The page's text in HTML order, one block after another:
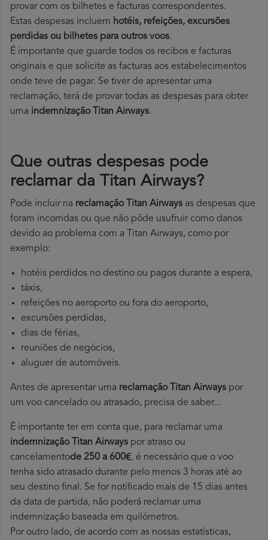
provar com os bilhetes e facturas correspondentes.
Estas despesas incluem hotéis, refeições, excursões
perdidas ou bilhetes para outros voos.
É importante que guarde todos os recibos e facturas
originais e que solicite as facturas aos estabelecimentos
onde teve de pagar. Se tiver de apresentar uma
reclamação, terá de provar todas as despesas para obter
uma indemnização Titan Airways.
Que outras despesas pode
reclamar da Titan Airways?
Pode incluir na reclamação Titan Airways as despesas que
foram incorridas ou que não pôde usufruir como danos
devido ao problema com a Titan Airways, como por
exemplo:
hotéis perdidos no destino ou pagos durante a espera,
táxis,
refeições no aeroporto ou fora do aeroporto,
excursões perdidas,
dias de férias,
reuniões de negócios,
aluguer de automóveis.
Antes de apresentar uma reclamação Titan Airways por
um voo cancelado ou atrasado, precisa de saber...
É importante ter em conta que, para reclamar uma
indemnização Titan Airways por atraso ou
cancelamentode 250 a 600€, é necessário que o voo
tenha sido atrasado durante pelo menos 3 horas até ao
seu destino final. Se for notificado mais de 15 dias antes
da data de partida, não poderá reclamar uma
indemnização baseada em quilómetros.
Por outro lado, de acordo com as nossas estatísticas,